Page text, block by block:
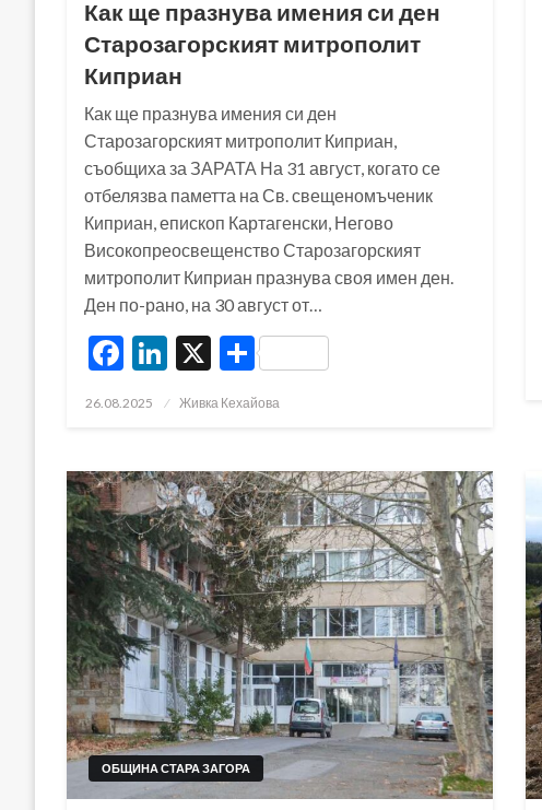
Как ще празнува имения си ден
Старозагорският митрополит
Киприан
Как ще празнува имения си ден
Старозагорският митрополит Киприан,
съобщиха за ЗАРАТА На 31 август, когато се
отбелязва паметта на Св. свещеномъченик
Киприан, епископ Картагенски, Негово
Високопреосвещенство Старозагорският
митрополит Киприан празнува своя имен ден.
Ден по-рано, на 30 август от…
Facebook
LinkedIn
X Share
Posted
26.08.2025 Живка Кехайова
ОБЩИНА СТАРА ЗАГОРА